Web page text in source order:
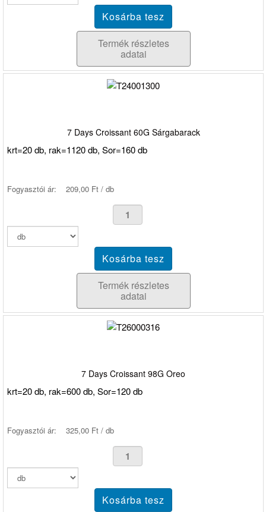
Termék részletes
adatai
7 Days Croissant 60G Sárgabarack
krt=20 db, rak=1120 db, Sor=160 db
Fogyasztói ár: 209,00 Ft / db
Termék részletes
adatai
7 Days Croissant 98G Oreo
krt=20 db, rak=600 db, Sor=120 db
Fogyasztói ár: 325,00 Ft / db